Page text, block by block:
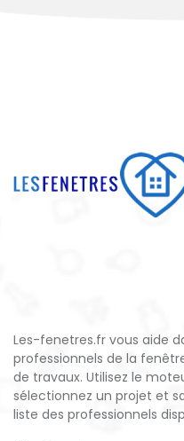
Les-fenetres.fr vous aide
professionnels de la
de travaux. Utilisez le
sélectionnez un projet et
liste des professionnels